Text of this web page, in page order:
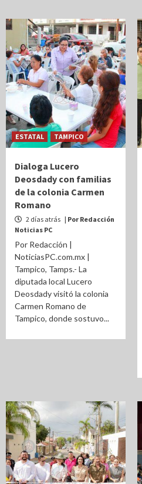
ESTATAL TAMPICO
Dialoga Lucero
Deosdady con familias
de la colonia Carmen
Romano
2 días atrás | Por Redacción
Noticias PC
Por Redacción |
NoticiasPC.com.mx |
Tampico, Tamps.- La
diputada local Lucero
Deosdady visitó la colonia
Carmen Romano de
Tampico, donde sostuvo...